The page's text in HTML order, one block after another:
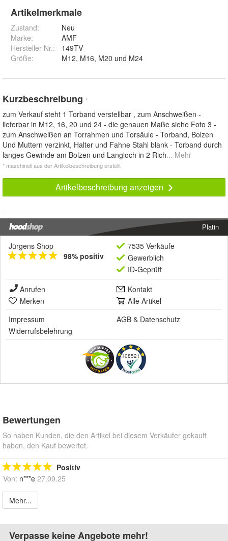
Artikelmerkmale
Zustand:
Neu
Marke:
AMF
Hersteller Nr.:
149TV
Größe: M12, M16, M20 und M24
Kurzbeschreibung *
zum Verkauf steht 1 Torband verstellbar , zum Anschweißen -
lieferbar in M12, 16, 20 und 24 - die genauen Maße siehe Foto 3 -
zum Anschweißen an Torrahmen und Torsäule - Torband, Bolzen
Und Muttern verzinkt, Halter und Fahne Stahl blank - Torband durch
langes Gewinde am Bolzen und Langloch in 2 Rich... Mehr
* maschinell aus der Artikelbeschreibung erstellt
Artikelbeschreibung anzeigen
Platin
Jürgens Shop
98% positiv
7535 Verkäufe
Gewerblich
ID-Geprüft
Anrufen
Kontakt
Merken
Alle Artikel
Impressum
AGB & Datenschutz
Widerrufsbelehrung
108521
Bewertungen
So haben Kunden, die den Artikel bei diesem Verkäufer gekauft
haben, den Kauf bewertet.
Positiv
Von: n***e 27.09.25
Mehr...
Verpasse keine Angebote mehr!